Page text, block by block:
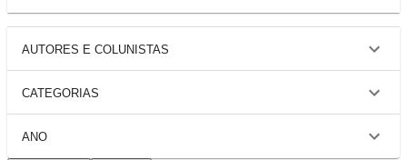
AUTORES E COLUNISTAS
CATEGORIAS
ANO